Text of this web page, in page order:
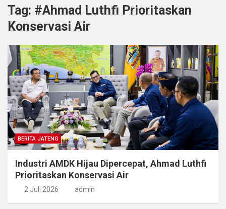
Tag: #Ahmad Luthfi Prioritaskan
Konservasi Air
BERITA JATENG
Industri AMDK Hijau Dipercepat, Ahmad Luthfi
Prioritaskan Konservasi Air
2 Juli 2026 admin